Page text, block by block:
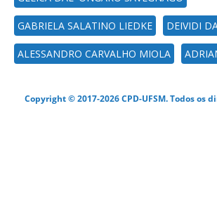
GABRIELA SALATINO LIEDKE DEIVIDI
ALESSANDRO CARVALHO MIOLA
Copyright © 2017-2026 CPD-UFSM. Todos os